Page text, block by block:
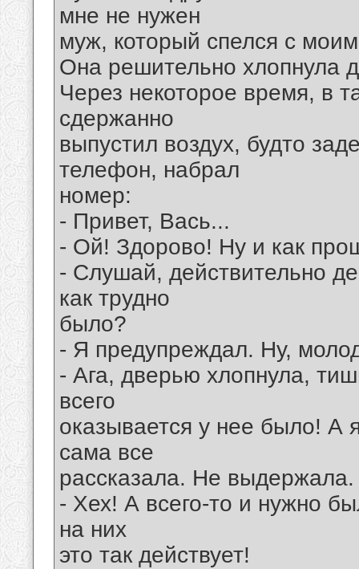
мне не нужен
муж, который спелся с
Она решительно хлопнула
Через некоторое время, в
сдержанно
выпустил воздух, будто
телефон, набрал
номер:
- Привет, Вась...
- Ой! Здорово! Ну и как
- Слушай, действительно
как трудно
было?
- Я предупреждал. Ну,
- Ага, дверью хлопнула,
всего
оказывается у нее было! А
сама все
рассказала. Не выдержала.
- Хех! А всего-то и нужно
на них
это так действует!